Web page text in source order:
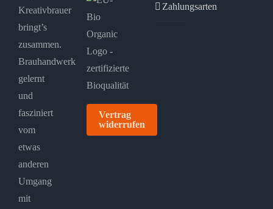
Kreativbrauer
bringt’s
zusammen.
Brauhandwerk
gelernt
und
fasziniert
vom
etwas
anderen
Umgang
mit
Vertrag
widerrufen
Zahlungsarten